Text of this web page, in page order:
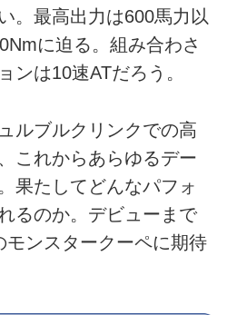
。最高出力は600馬力以
に迫る。組み合わさ
ンは10速ATだろう。
ルブルクリンクでの高
これからあらゆるデー
果たしてどんなパフォ
るのか。デビューまで
モンスタークーペに期待